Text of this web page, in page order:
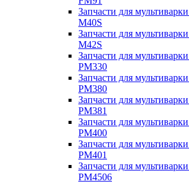
Запчасти для
M40S
Запчасти для
M42S
Запчасти для
PM330
Запчасти для
PM380
Запчасти для
PM381
Запчасти для
PM400
Запчасти для
PM401
Запчасти для
PM4506